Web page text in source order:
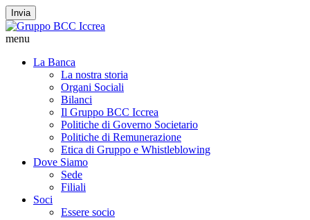
Invia
menu
La Banca
La nostra storia
Organi Sociali
Bilanci
Il Gruppo BCC Iccrea
Politiche di Governo Societario
Politiche di Remunerazione
Etica di Gruppo e Whistleblowing
Dove Siamo
Sede
Filiali
Soci
Essere socio